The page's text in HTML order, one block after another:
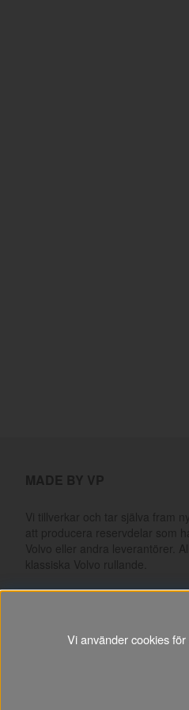
Läs mer om vår produktion och
Vi använder cookies